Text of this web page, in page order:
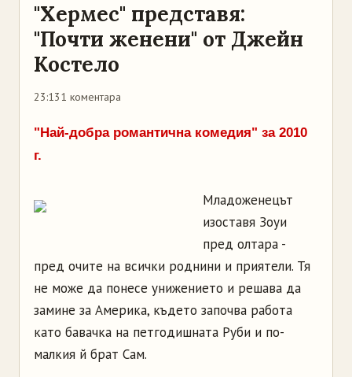
"Хермес" представя:
"Почти женени" от Джейн
Костело
23:131 коментара
"Най-добра романтична комедия" за 2010
г.
Младоженецът
изоставя Зоуи
пред олтара -
пред очите на всички роднини и приятели. Тя
не може да понесе унижението и решава да
замине за Америка, където започва работа
като бавачка на петгодишната Руби и по-
малкия й брат Сам.